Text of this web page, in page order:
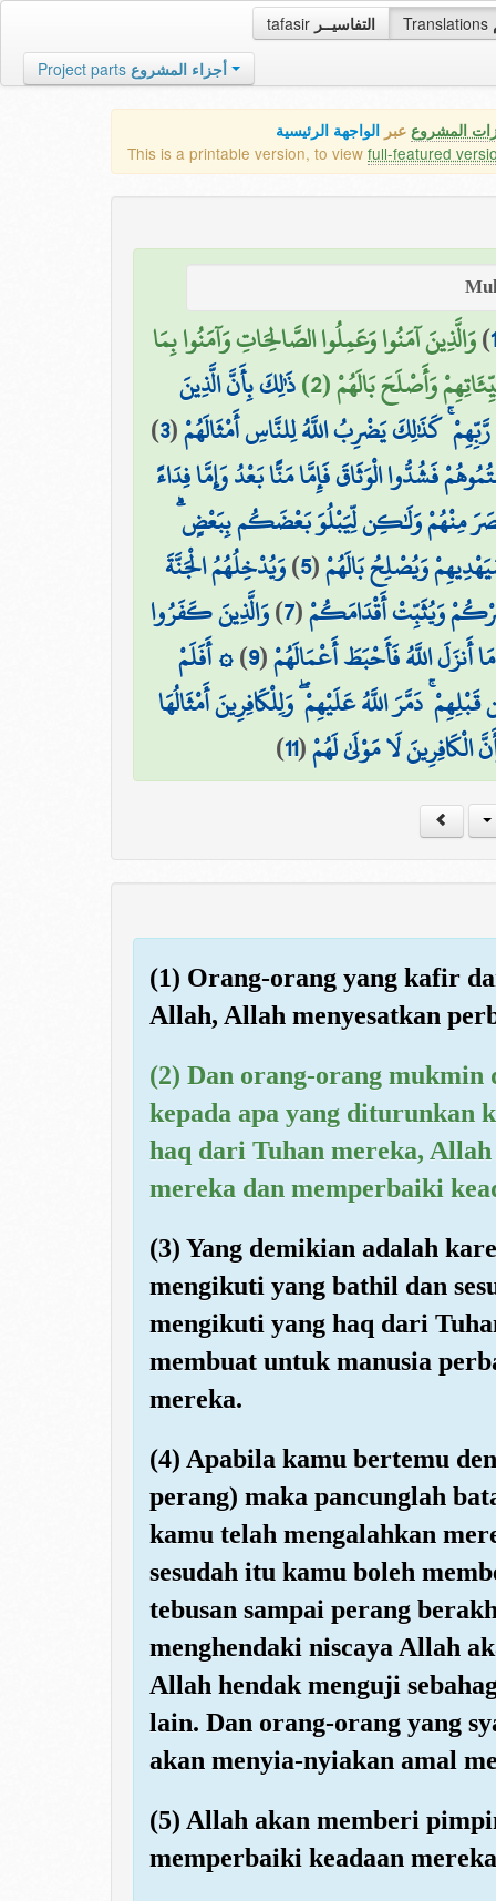
tafasir التفاسيــر Translations
Project parts أجزاء المشروع
المشروع عبر الواجهة الرئيسية
This is a printable version, to view full-featured
1
)وَالَّذِينَ آمَنُوا وَعَمِلُوا الصَّالِحَاتِ وَآمَنُوا بِمَا
وَأَصْلَحَ بَالَهُمْ (2) ذَٰلِكَ بِأَنَّ الَّذِينَ
رَّبِّهِمْ ۚ كَذَٰلِكَ يَضْرِبُ اللَّهُ لِلنَّاسِ أَمْثَالَهُمْ(
3
)
فَشُدُّوا الْوَثَاقَ فَإِمَّا مَنًّا بَعْدُ وَإِمَّا فِدَاءً
مِنْهُمْ وَلَٰكِن لِّيَبْلُوَ بَعْضَكُم بِبَعْضٍ
وَيُصْلِحُ بَالَهُمْ(
5
)وَيُدْخِلُهُمُ الْجَنَّةَ
وَيُثَبِّتْ أَقْدَامَكُمْ(
7
)وَالَّذِينَ كَفَرُوا
أَنزَلَ اللَّهُ فَأَحْبَطَ أَعْمَالَهُمْ(
9
)۞ أَفَلَمْ
دَمَّرَ اللَّهُ عَلَيْهِمْ ۖ وَلِلْكَافِرِينَ أَمْثَالُهَا
الْكَافِرِينَ لَا مَوْلَىٰ لَهُمْ(
11
)
(1) Orang-orang yang kafir
Allah, Allah menyesatkan
(2) Dan orang-orang mukmin
kepada apa yang diturunkan
haq dari Tuhan mereka, Allah
mereka dan memperbaiki
(3) Yang demikian adalah
mengikuti yang bathil dan
mengikuti yang haq dari
membuat untuk manusia
mereka.
(4) Apabila kamu bertemu
perang) maka pancunglah
kamu telah mengalahkan
sesudah itu kamu boleh
tebusan sampai perang
menghendaki niscaya Allah
Allah hendak menguji
lain. Dan orang-orang yang
akan menyia-nyiakan amal
(5) Allah akan memberi
memperbaiki keadaan